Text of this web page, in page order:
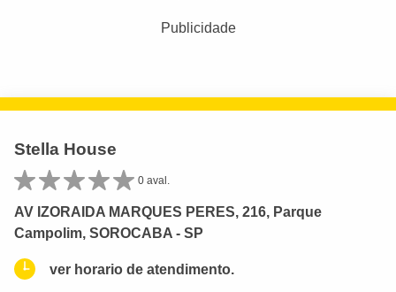
Publicidade
Stella House
0 aval.
AV IZORAIDA MARQUES PERES, 216, Parque
Campolim, SOROCABA - SP
ver horario de atendimento.